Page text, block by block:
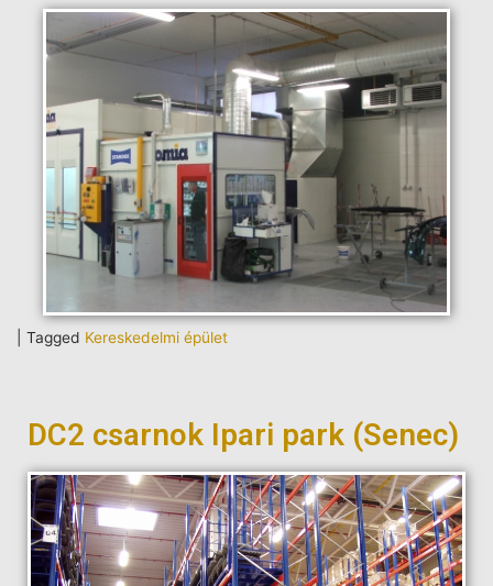
Tagged Kereskedelmi épület
DC2 csarnok Ipari park (Senec)